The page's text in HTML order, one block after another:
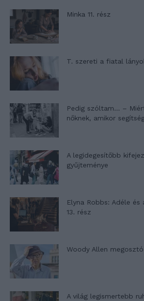
Minka 11. rész
T. szereti a fiatal
Pedig szóltam… –
nőknek, amikor
A legidegesítőbb
gyűjteménye
Elyna Robbs: Adéle
13. rész
Woody Allen
A világ legismertebb